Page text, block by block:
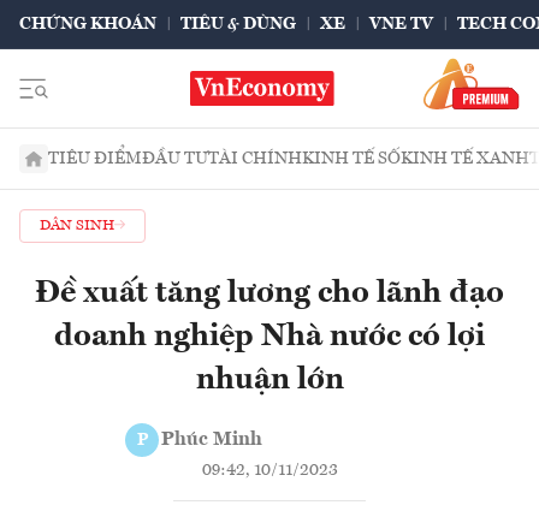
CHỨNG KHOÁN TIÊU & DÙNG XE VNE TV TECH
TIÊU ĐIỂMĐẦU TƯTÀI CHÍNHKINH TẾ SỐKINH TẾ XANH
DÂN SINH
Đề xuất tăng lương cho lãnh đạo
doanh nghiệp Nhà nước có lợi
nhuận lớn
P Phúc Minh
09:42, 10/11/2023